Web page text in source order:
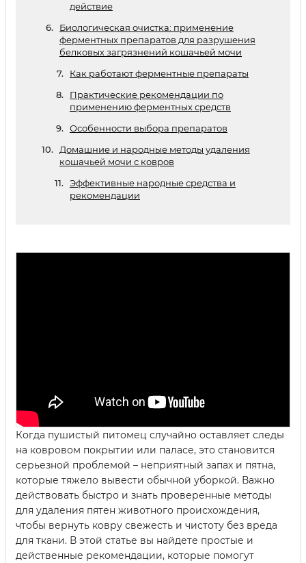
действие
Биологическая очистка: применение
ферментных препаратов для разрушения
белковых загрязнений кошачьей мочи
Как работают ферментные препараты
Практические рекомендации по
применению ферментных средств
Особенности выбора препаратов
Домашние и народные методы удаления
кошачьей мочи с ковров
Эффективные народные средства и
рекомендации
Когда пушистый питомец случайно оставляет следы
на ковровом покрытии или паласе, это становится
серьезной проблемой – неприятный запах и пятна,
которые тяжело вывести обычной уборкой. Важно
действовать быстро и знать проверенные методы
для удаления пятен животного происхождения,
чтобы вернуть ковру свежесть и чистоту без вреда
для ткани. В этой статье вы найдете простые и
действенные рекомендации, которые помогут